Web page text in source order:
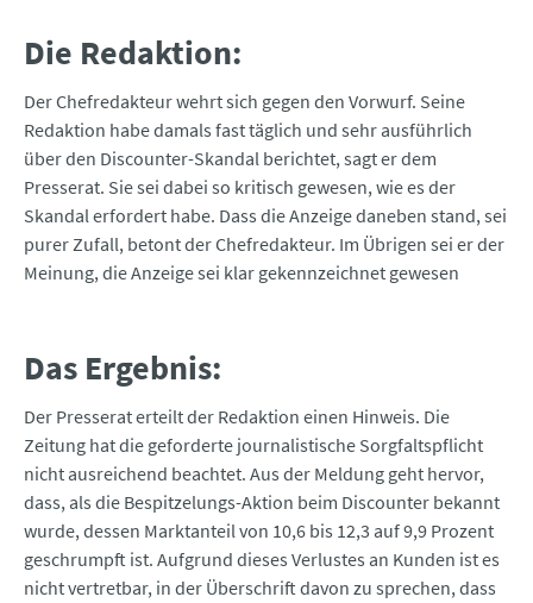
Die Redaktion:
Der Chefredakteur wehrt sich gegen den Vorwurf. Seine
Redaktion habe damals fast täglich und sehr ausführlich
über den Discounter-Skandal berichtet, sagt er dem
Presserat. Sie sei dabei so kritisch gewesen, wie es der
Skandal erfordert habe. Dass die Anzeige daneben stand, sei
purer Zufall, betont der Chefredakteur. Im Übrigen sei er der
Meinung, die Anzeige sei klar gekennzeichnet gewesen
Das Ergebnis:
Der Presserat erteilt der Redaktion einen Hinweis. Die
Zeitung hat die geforderte journalistische Sorgfaltspflicht
nicht ausreichend beachtet. Aus der Meldung geht hervor,
dass, als die Bespitzelungs-Aktion beim Discounter bekannt
wurde, dessen Marktanteil von 10,6 bis 12,3 auf 9,9 Prozent
geschrumpft ist. Aufgrund dieses Verlustes an Kunden ist es
nicht vertretbar, in der Überschrift davon zu sprechen, dass